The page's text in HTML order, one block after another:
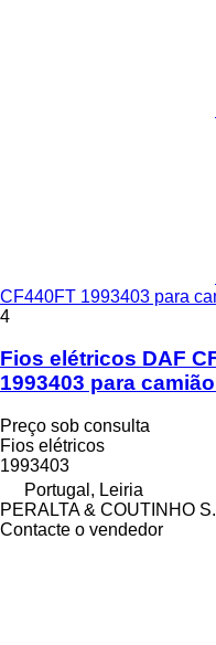
CF440FT 1993403 para
4
Fios elétricos DAF
1993403 para
Preço sob consulta
Fios elétricos
1993403
Portugal, Leiria
PERALTA & COUTINHO
Contacte o vendedor